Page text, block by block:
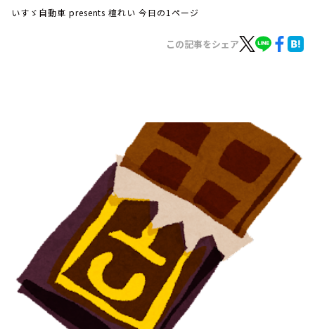
イベント・グッズ
いすゞ自動車 presents 檀れい 今日の1ページ
この記事をシェア